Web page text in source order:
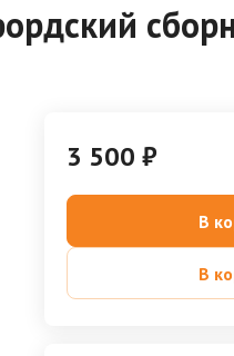
3 500 ₽
В
В